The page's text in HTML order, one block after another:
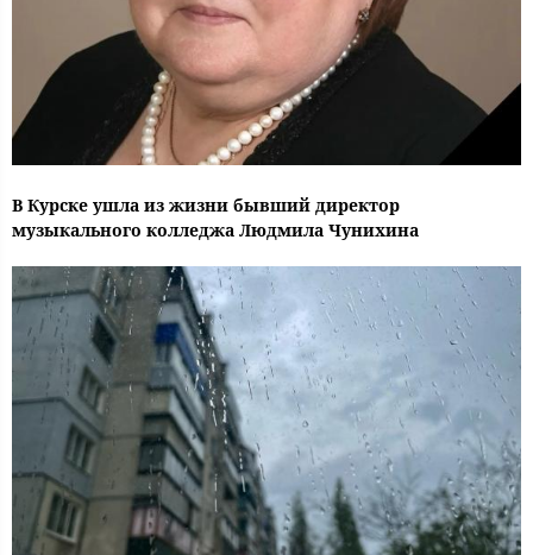
В Курске ушла из жизни бывший директор
музыкального колледжа Людмила Чунихина